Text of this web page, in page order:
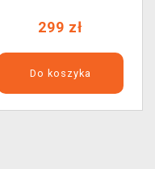
299 zł
Do koszyka